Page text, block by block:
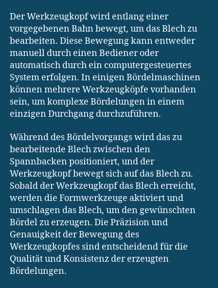
Der Werkzeugkopf wird entlang einer
vorgegebenen Bahn bewegt, um das Blech zu
bearbeiten. Diese Bewegung kann entweder
manuell durch einen Bediener oder
automatisch durch ein computergesteuertes
System erfolgen. In einigen Bördelmaschinen
können mehrere Werkzeugköpfe vorhanden
sein, um komplexe Bördelungen in einem
einzigen Durchgang durchzuführen.
Während des Bördelvorgangs wird das zu
bearbeitende Blech zwischen den
Spannbacken positioniert, und der
Werkzeugkopf bewegt sich auf das Blech zu.
Sobald der Werkzeugkopf das Blech erreicht,
werden die Formwerkzeuge aktiviert und
umschlagen das Blech, um den gewünschten
Bördel zu erzeugen. Die Präzision und
Genauigkeit der Bewegung des
Werkzeugkopfes sind entscheidend für die
Qualität und Konsistenz der erzeugten
Bördelungen.